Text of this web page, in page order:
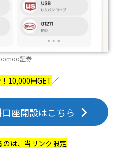
証券
10,000円GET／
座開設はこちら
は、当リンク限定